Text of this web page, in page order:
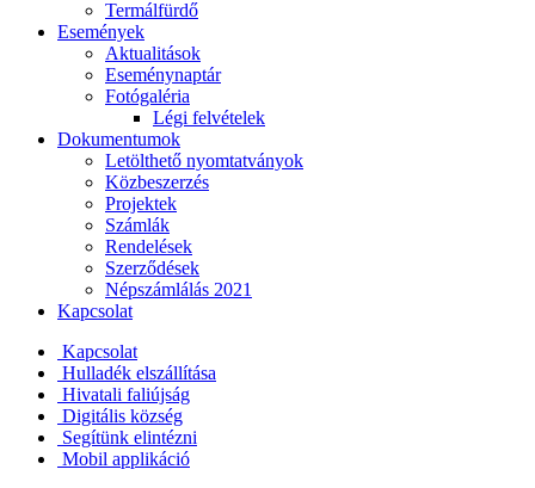
Termálfürdő
Események
Aktualitások
Eseménynaptár
Fotógaléria
Légi felvételek
Dokumentumok
Letölthető nyomtatványok
Közbeszerzés
Projektek
Számlák
Rendelések
Szerződések
Népszámlálás 2021
Kapcsolat
Kapcsolat
Hulladék elszállítása
Hivatali faliújság
Digitális község
Segítünk elintézni
Mobil applikáció